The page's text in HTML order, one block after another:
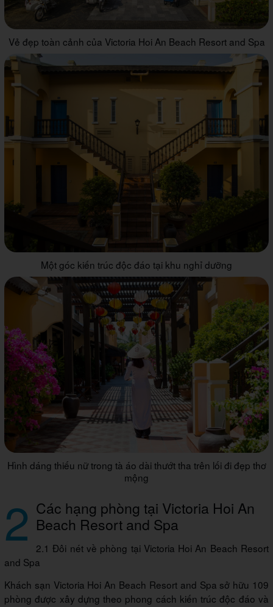
Vẻ đẹp toàn cảnh của Victoria Hoi An Beach Resort and Spa
Một góc kiến trúc độc đáo tại khu nghỉ dưỡng
Hình dáng thiếu nữ trong tà áo dài thướt tha trên lối đi đẹp thơ
mộng
2 Các hạng phòng tại Victoria Hoi An
Beach Resort and Spa
2.1 Đôi nét về phòng tại Victoria Hoi An Beach Resort
and Spa
Khách sạn Victoria Hoi An Beach Resort and Spa sở hữu 109
phòng được xây dựng theo phong cách kiến trúc độc đáo và